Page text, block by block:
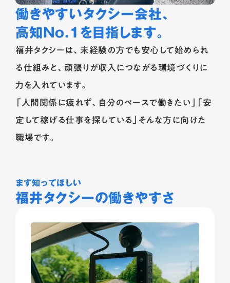
働きやすいタクシー会社、
高知No.1を目指します。
福井タクシーは、未経験の方でも安心して始められ
る仕組みと、頑張りが収入につながる環境づくりに
力を入れています。
「人間関係に疲れず、自分のペースで働きたい」「安
定して稼げる仕事を探している」そんな方に向けた
職場です。
まず知ってほしい
福井タクシーの働きやすさ